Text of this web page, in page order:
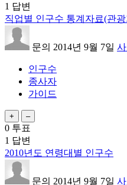
1 답변
직업별 인구수 통계자료(관
문의 2014년 9월 7일
인구수
종사자
가이드
0 투표
1 답변
2010년도 연령대별 인구수
문의 2014년 9월 7일